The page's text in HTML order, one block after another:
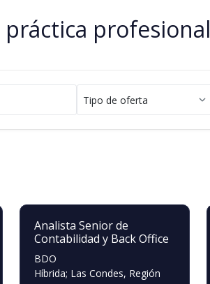
profesional
Analista Senior de
Contabilidad y Back Office
BDO
Híbrida; Las Condes, Región